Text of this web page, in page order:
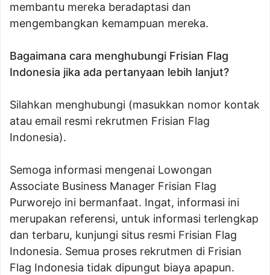
membantu mereka beradaptasi dan
mengembangkan kemampuan mereka.
Bagaimana cara menghubungi Frisian Flag
Indonesia jika ada pertanyaan lebih lanjut?
Silahkan menghubungi (masukkan nomor kontak
atau email resmi rekrutmen Frisian Flag
Indonesia).
Semoga informasi mengenai Lowongan
Associate Business Manager Frisian Flag
Purworejo ini bermanfaat. Ingat, informasi ini
merupakan referensi, untuk informasi terlengkap
dan terbaru, kunjungi situs resmi Frisian Flag
Indonesia. Semua proses rekrutmen di Frisian
Flag Indonesia tidak dipungut biaya apapun.